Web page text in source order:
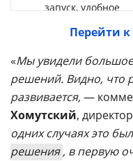
запуск, удобное
Перейти к
«Мы увидели
решений. Видно, что
развивается,—
Хомутский,
одних случаях это
решения , в первую